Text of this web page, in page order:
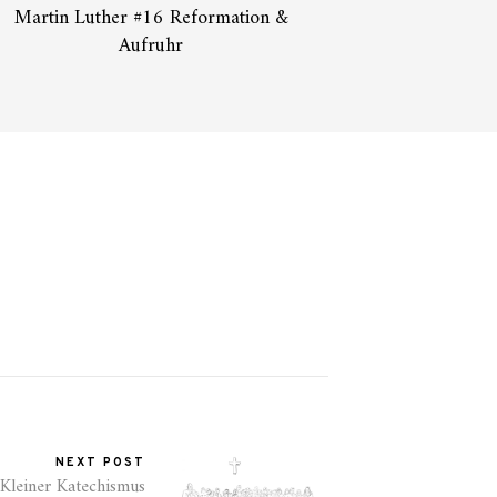
Martin Luther #16 Reformation &
Aufruhr
NEXT POST
Katechismus